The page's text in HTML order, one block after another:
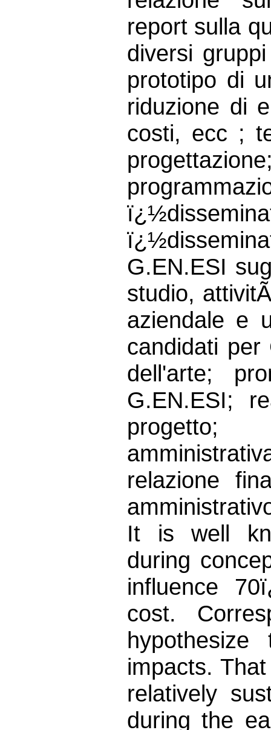
report sulla
diversi
prototipo di
riduzione di
costi, ecc ;
G.EN.ESI
studio,
aziendale e
candidati
dell'arte;
G.EN.ESI;
progetto;
relazione
It is well
during
influence
cost.
impacts.
relatively
during the